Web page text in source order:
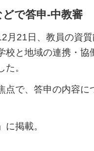
で答申-中教審
月21日、教員の資
校と地域の連携・協
。
点で、答申の内容に
掲載。